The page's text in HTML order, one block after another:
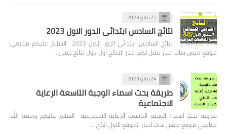
27 مايو 2023
نتائج السادس ابتدائي الدور الاول 2023
نتائج السادس ابتدائي الدور الاول 2023 السلام عليكم متابعي
موقع ميس سات اخبار ننقل لكم اخبار النتائج اول باول نتائج جمي…
24 مايو 2023
طريقة بحث اسماء الوجبة التاسعة الرعاية
الاجتماعية
طريقة بحث اسماء الوجبة التاسعة الرعاية الاجتماعية السلام عليكم ورحمه الله
متابعي موقع ميس سات اخبار الموقع الاول الذي …